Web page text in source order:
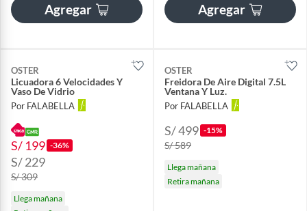
Agregar Agregar
OSTER
Licuadora 6 Velocidades Y
Vaso De Vidrio
Por FALABELLA
S/ 199 -36%
S/ 229
S/ 309
Llega mañana
OSTER
Freidora De Aire Digital 7.5L
Ventana Y Luz.
Por FALABELLA
S/ 499 -15%
S/ 589
Llega mañana
Retira mañana